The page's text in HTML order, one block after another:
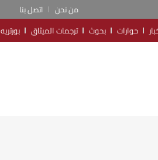
من نحن
اتصل بنا
حوارات بحوث ترجمات الميثاق بورتريه